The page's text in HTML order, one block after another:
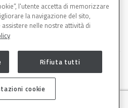
Cookies
Spa P.IVA 09293820156 | Centro
l'utente accetta di memorizzare
la navigazione del sito,
nelle nostre attività di
Rifiuta tutti
cookie